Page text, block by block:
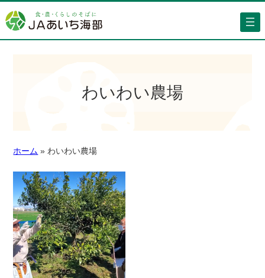
わいわい農場
ホーム » わいわい農場